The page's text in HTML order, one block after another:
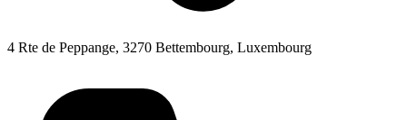
4 Rte de Peppange, 3270 Bettembourg, Luxembourg